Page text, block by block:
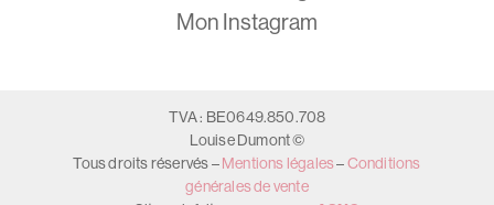
Mon Instagram
TVA : BE0649.850.708
Louise Dumont ©
Tous droits réservés –Mentions légales–Conditions
générales de vente